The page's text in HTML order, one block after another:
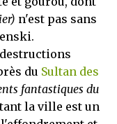
n'est pas sans
du Sultan des
fantastiques du
la ville est un